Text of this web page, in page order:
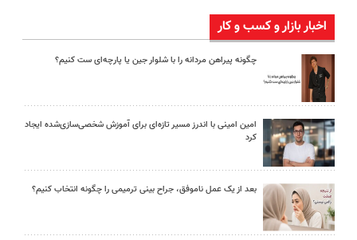
اخبار بازار و کسب و کار
چگونه پیراهن مردانه را با شلوار جین یا پارچه‌ای ست کنیم؟
امین امینی با اندرز مسیر تازه‌ای برای آموزش شخصی‌سازی‌شده ایجاد
کرد
بعد از یک عمل ناموفق، جراح بینی ترمیمی را چگونه انتخاب کنیم؟